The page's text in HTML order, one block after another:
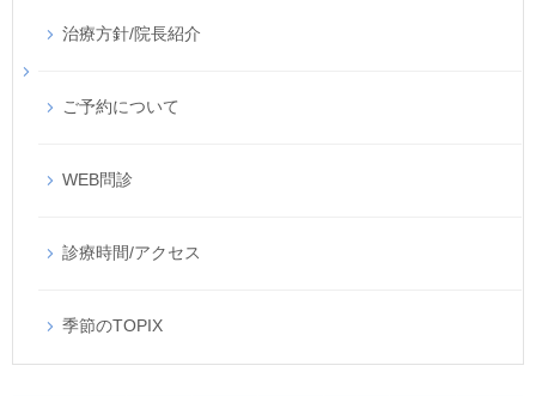
治療方針/院長紹介
ご予約について
WEB問診
診療時間/アクセス
季節のTOPIX